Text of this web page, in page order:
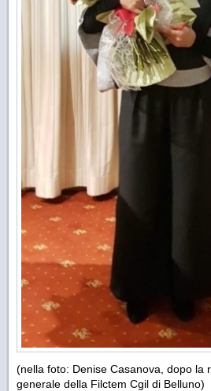
(nella foto: Denise Casanova, dopo la
generale della Filctem Cgil di Belluno)